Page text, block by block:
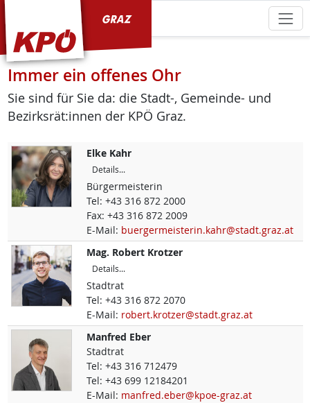
Immer ein offenes Ohr
Sie sind für Sie da: die Stadt-, Gemeinde- und
Bezirksrät:innen der KPÖ Graz.
Elke Kahr
Details...
Bürgermeisterin
Tel: +43 316 872 2000
Fax: +43 316 872 2009
E-Mail: buergermeisterin.kahr@stadt.graz.at
Mag. Robert Krotzer
Details...
Stadtrat
Tel: +43 316 872 2070
E-Mail: robert.krotzer@stadt.graz.at
Manfred Eber
Stadtrat
Tel: +43 316 712479
Tel: +43 699 12184201
E-Mail: manfred.eber@kpoe-graz.at